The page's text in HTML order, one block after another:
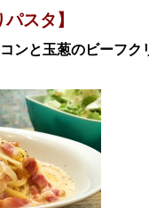
パスタ】
ンと玉葱のビーフク